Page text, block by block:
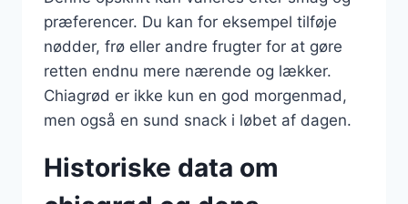
præferencer. Du kan for eksempel tilføje
nødder, frø eller andre frugter for at gøre
retten endnu mere nærende og lækker.
Chiagrød er ikke kun en god morgenmad,
men også en sund snack i løbet af dagen.
Historiske data om